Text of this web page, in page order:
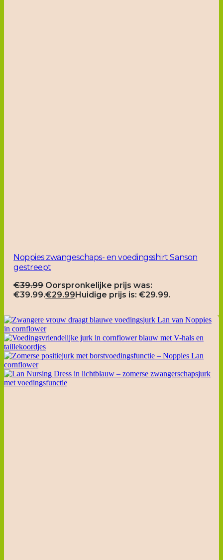
Noppies zwangeschaps- en voedingsshirt Sanson
gestreept
€39.99 Oorspronkelijke prijs was:
€39.99.€29.99Huidige prijs is: €29.99.